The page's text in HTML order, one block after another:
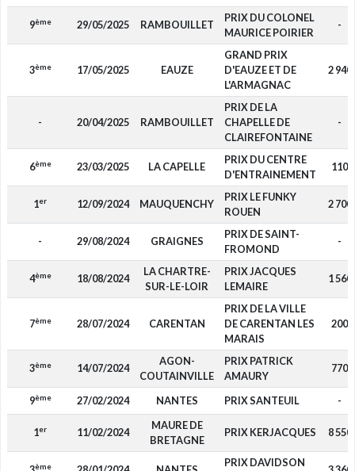
9ème 29/05/2025 RAMBOUILLET
PRIX DU COLONEL
MAURICE POIRIER
-
3ème 17/05/2025 EAUZE
GRAND PRIX
D'EAUZE ET DE
L'ARMAGNAC
2 940
- 20/04/2025 RAMBOUILLET
PRIX DE LA
CHAPELLE DE
CLAIREFONTAINE
-
6ème 23/03/2025 LA CAPELLE
PRIX DU CENTRE
D'ENTRAINEMENT
110
1er 12/09/2024 MAUQUENCHY
PRIX LE FUNKY
ROUEN
2 700
- 29/08/2024 GRAIGNES
PRIX DE SAINT-
FROMOND
-
4ème 18/08/2024
LA CHARTRE-
SUR-LE-LOIR
PRIX JACQUES
LEMAIRE
1 560
7ème 28/07/2024 CARENTAN
PRIX DE LA VILLE
DE CARENTAN LES
MARAIS
200
3ème 14/07/2024
AGON-
COUTAINVILLE
PRIX PATRICK
AMAURY
770
9ème 27/02/2024 NANTES PRIX SANTEUIL -
1er 11/02/2024
MAURE DE
BRETAGNE
PRIX KERJACQUES 8 550
ème PRIX DAVIDSON